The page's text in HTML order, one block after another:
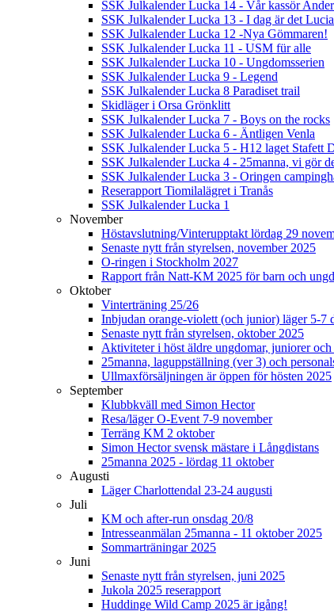
SSK Julkalender Lucka 14 - Vår kassör
SSK Julkalender Lucka 13 - I dag är det
SSK Julkalender Lucka 12 -Nya Gömmaren!
SSK Julkalender Lucka 11 - USM für alle
SSK Julkalender Lucka 10 - Ungdomsserien
SSK Julkalender Lucka 9 - Legend
SSK Julkalender Lucka 8 Paradiset trail
Skidläger i Orsa Grönklitt
SSK Julkalender Lucka 7 - Boys on the rocks
SSK Julkalender Lucka 6 - Äntligen Venla
SSK Julkalender Lucka 5 - H12 laget Stafett
SSK Julkalender Lucka 4 - 25manna, vi gör
SSK Julkalender Lucka 3 - Oringen
Reserapport Tiomilalägret i Tranås
SSK Julkalender Lucka 1
November
Höstavslutning/Vinterupptakt lördag 29
Senaste nytt från styrelsen, november 2025
O-ringen i Stockholm 2027
Rapport från Natt-KM 2025 för barn och
Oktober
Vinterträning 25/26
Inbjudan orange-violett (och junior) läger 5-7
Senaste nytt från styrelsen, oktober 2025
Aktiviteter i höst äldre ungdomar, juniorer och
25manna, laguppställning (ver 3) och
Ullmaxförsäljningen är öppen för hösten 2025
September
Klubbkväll med Simon Hector
Resa/läger O-Event 7-9 november
Terräng KM 2 oktober
Simon Hector svensk mästare i Långdistans
25manna 2025 - lördag 11 oktober
Augusti
Läger Charlottendal 23-24 augusti
Juli
KM och after-run onsdag 20/8
Intresseanmälan 25manna - 11 oktober 2025
Sommarträningar 2025
Juni
Senaste nytt från styrelsen, juni 2025
Jukola 2025 reserapport
Huddinge Wild Camp 2025 är igång!